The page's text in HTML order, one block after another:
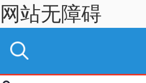
网站无障碍